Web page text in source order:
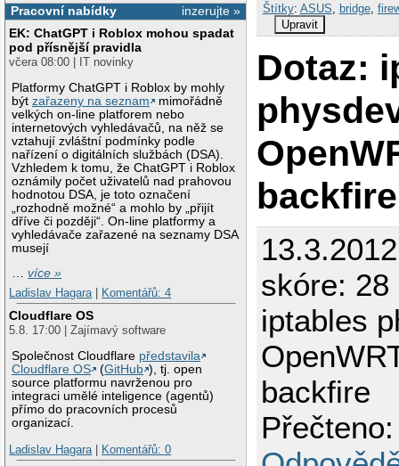
inzerujte »
Pracovní nabídky
EK: ChatGPT i Roblox mohou spadat
pod přísnější pravidla
včera 08:00 | IT novinky
Platformy ChatGPT i Roblox by mohly
býtzařazeny na seznam
mimořádně
velkých on-line platforem nebo
internetových vyhledávačů, na něž se
vztahují zvláštní podmínky podle
nařízení o digitálních službách (DSA).
Vzhledem k tomu, že ChatGPT i Roblox
oznámily počet uživatelů nad prahovou
hodnotou DSA, je toto označení
„rozhodně možné“ a mohlo by „přijít
dříve či později“. On-line platformy a
vyhledávače zařazené na seznamy DSA
musejí
…více »
Ladislav Hagara
Komentářů: 4
Cloudflare OS
5.8. 17:00 | Zajímavý software
Společnost Cloudflare představila
Cloudflare OS
(GitHub ), tj. open
source platformu navrženou pro
integraci umělé inteligence (agentů)
přímo do pracovních procesů
organizací.
Ladislav Hagara
Komentářů: 0
Štítky: ASUS bridge,
Upravit
Dotaz:
backfire
skóre: 28
iptables
backfire